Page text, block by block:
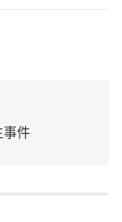
事件